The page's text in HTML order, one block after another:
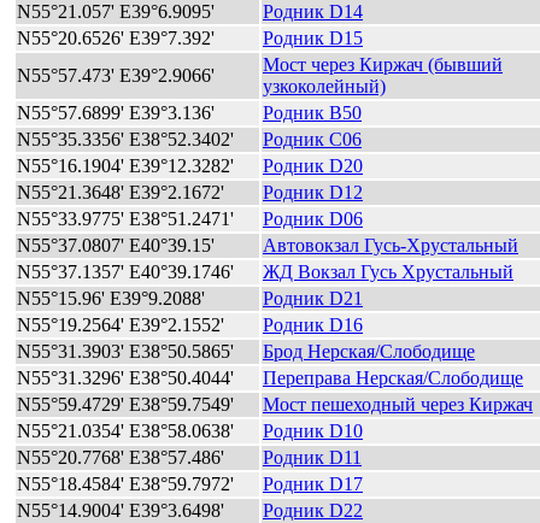
N55°21.057' E39°6.9095'
Родник D14
N55°20.6526' E39°7.392'
Родник D15
N55°57.473' E39°2.9066'
Мост через Киржач (бывший
узкоколейный)
N55°57.6899' E39°3.136'
Родник B50
N55°35.3356' E38°52.3402'
Родник C06
N55°16.1904' E39°12.3282'
Родник D20
N55°21.3648' E39°2.1672'
Родник D12
N55°33.9775' E38°51.2471'
Родник D06
N55°37.0807' E40°39.15'
Автовокзал Гусь-Хрустальный
N55°37.1357' E40°39.1746'
ЖД Вокзал Гусь Хрустальный
N55°15.96' E39°9.2088'
Родник D21
N55°19.2564' E39°2.1552'
Родник D16
N55°31.3903' E38°50.5865'
Брод Нерская/Слободище
N55°31.3296' E38°50.4044'
Переправа Нерская/Слободище
N55°59.4729' E38°59.7549'
Мост пешеходный через Киржач
N55°21.0354' E38°58.0638'
Родник D10
N55°20.7768' E38°57.486'
Родник D11
N55°18.4584' E38°59.7972'
Родник D17
N55°14.9004' E39°3.6498'
Родник D22